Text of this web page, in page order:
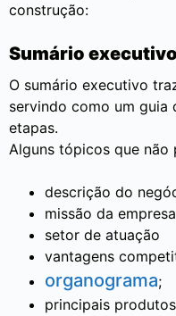
construção:
Sumário executivo
O sumário executivo
servindo como um guia
etapas.
Alguns tópicos que não
descrição do
missão da
setor de atuação
vantagens
organograma;
principais